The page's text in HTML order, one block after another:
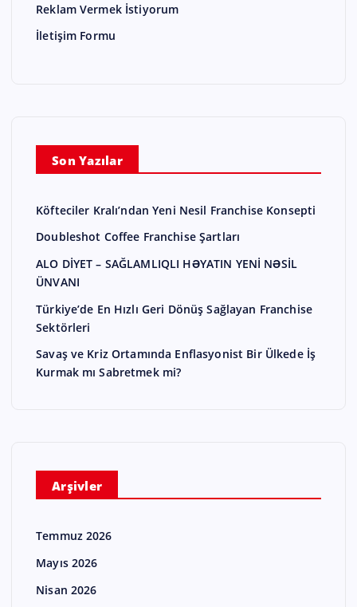
Reklam Vermek İstiyorum
İletişim Formu
Son Yazılar
Köfteciler Kralı’ndan Yeni Nesil Franchise Konsepti
Doubleshot Coffee Franchise Şartları
ALO DİYET – SAĞLAMLIQLI HƏYATIN YENİ NƏSİL
ÜNVANI
Türkiye’de En Hızlı Geri Dönüş Sağlayan Franchise
Sektörleri
Savaş ve Kriz Ortamında Enflasyonist Bir Ülkede İş
Kurmak mı Sabretmek mi?
Arşivler
Temmuz 2026
Mayıs 2026
Nisan 2026